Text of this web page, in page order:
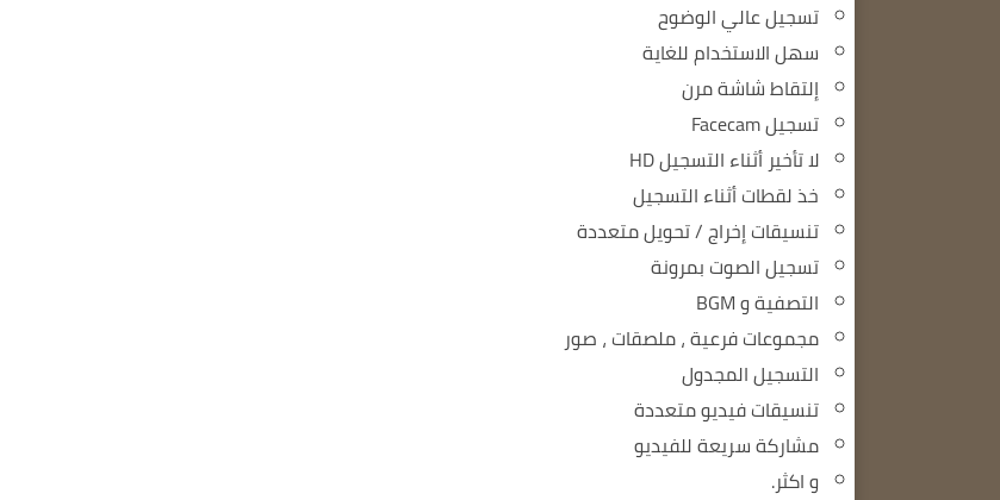
تسجيل عالي الوضوح
سهل الاستخدام للغاية
إلتقاط شاشة مرن
تسجيل Facecam
لا تأخير أثناء التسجيل HD
خذ لقطات أثناء التسجيل
تنسيقات إخراج / تحويل متعددة
تسجيل الصوت بمرونة
التصفية و BGM
مجموعات فرعية ، ملصقات ، صور
التسجيل المجدول
تنسيقات فيديو متعددة
مشاركة سريعة للفيديو
و اكثر.